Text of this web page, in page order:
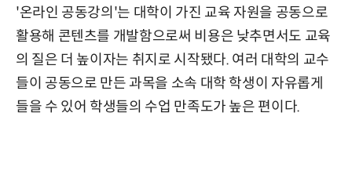
'온라인 공동강의'는 대학이 가진 교육 자원을 공동으로
활용해 콘텐츠를 개발함으로써 비용은 낮추면서도 교육
의 질은 더 높이자는 취지로 시작됐다. 여러 대학의 교수
들이 공동으로 만든 과목을 소속 대학 학생이 자유롭게
들을 수 있어 학생들의 수업 만족도가 높은 편이다.